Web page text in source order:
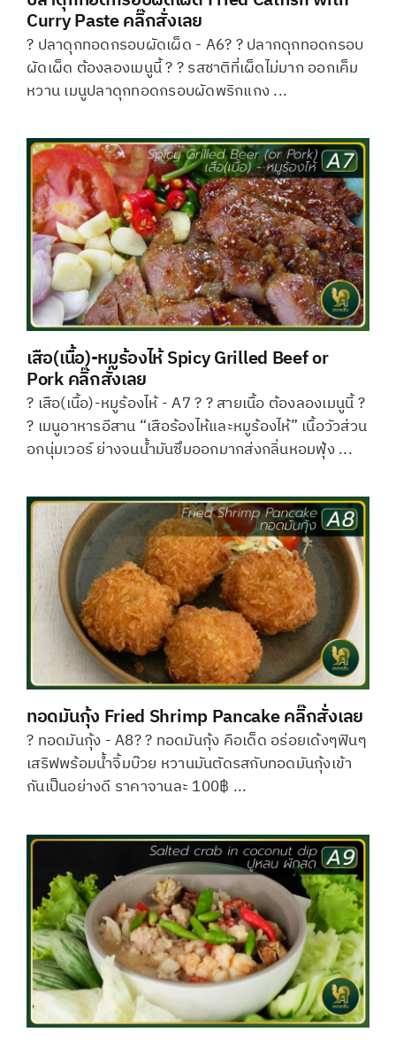
Curry Paste คลิ๊กสั่งเลย
? ปลาดุกทอดกรอบผัดเผ็ด - A6? ? ปลากดุกทอดกรอบ
ผัดเผ็ด ต้องลองเมนูนี้ ? ? รสชาติที่เผ็ดไม่มาก ออกเค็ม
หวาน เมนูปลาดุกทอดกรอบผัดพริกแกง ...
เสือ(เนื้อ)-หมูร้องไห้ Spicy Grilled Beef or
Pork คลิ๊กสั่งเลย
? เสือ(เนื้อ)-หมูร้องไห้ - A7 ? ? สายเนื้อ ต้องลองเมนูนี้ ?
? เมนูอาหารอีสาน “เสือร้องไห้และหมูร้องไห้” เนื้อวัวส่วน
อกนุ่มเวอร์ ย่างจนน้ำมันซึมออกมากส่งกลิ่นหอมฟุ้ง ...
ทอดมันกุ้ง Fried Shrimp Pancake คลิ๊กสั่งเลย
? ทอดมันกุ้ง - A8? ? ทอดมันกุ้ง คือเด็ด อร่อยเด้งๆฟินๆ
เสริฟพร้อมน้ำจิ้มบ๊วย หวานมันตัดรสกับทอดมันกุ้งเข้า
กันเป็นอย่างดี ราคาจานละ 100฿ ...